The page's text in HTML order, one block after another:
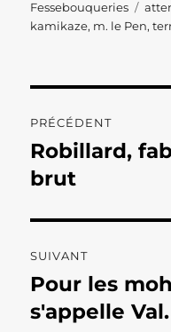
Fessebouqueries
kamikaze, m. le Pen,
de
l’article
PRÉCÉDENT
Publication
précédente :
Robillard,
brut
SUIVANT
Publication
suivante :
Pour les
s'appelle Val.